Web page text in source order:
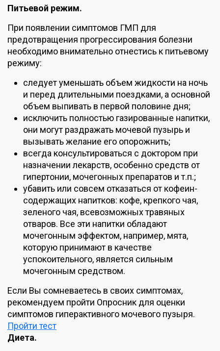
Питьевой режим.
При появлении симптомов ГМП для
предотвращения прогрессирования болезни
необходимо внимательно отнестись к питьевому
режиму:
следует уменьшать объем жидкости на ночь
и перед длительными поездками, а основной
объем выпивать в первой половине дня;
исключить полностью газированные напитки,
они могут раздражать мочевой пузырь и
вызывать желание его опорожнить;
всегда консультироваться с доктором при
назначении лекарств, особенно средств от
гипертонии, мочегонных препаратов и т.п.;
убавить или совсем отказаться от кофеин-
содержащих напитков: кофе, крепкого чая,
зеленого чая, всевозможных травяных
отваров. Все эти напитки обладают
мочегонным эффектом, например, мята,
которую принимают в качестве
успокоительного, является сильным
мочегонным средством.
Если Вы сомневаетесь в своих симптомах,
рекомендуем пройти Опросник для оценки
симптомов гиперактивного мочевого пузыря.
Пройти тест
Диета.